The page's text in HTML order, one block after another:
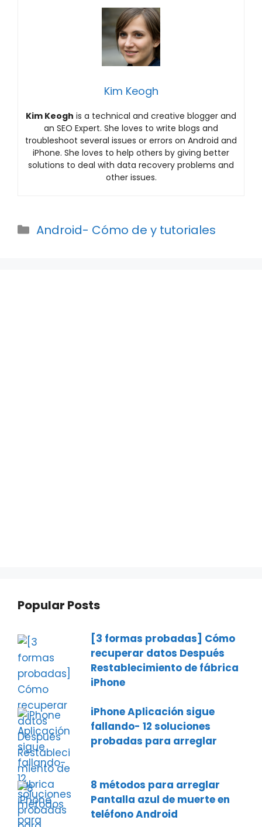
Kim Keogh
Kim Keogh is a technical and creative blogger and
an SEO Expert. She loves to write blogs and
troubleshoot several issues or errors on Android and
iPhone. She loves to help others by giving better
solutions to deal with data recovery problems and
other issues.
Categories
Android- Cómo de y tutoriales
Popular Posts
[3 formas probadas] Cómo
recuperar datos Después
Restablecimiento de fábrica
iPhone
iPhone Aplicación sigue
fallando- 12 soluciones
probadas para arreglar
8 métodos para arreglar
Pantalla azul de muerte en
teléfono Android